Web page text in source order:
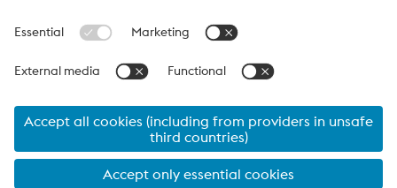
Cookie settings